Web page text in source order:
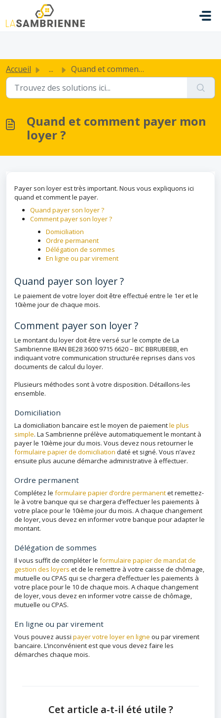
Passer au contenu principal
Accueil ... Quand et comment payer mon loyer ?
Quand et comment payer mon
loyer ?
Payer son loyer est très important. Nous vous expliquons ici
quand et comment le payer.
Quand payer son loyer ?
Comment payer son loyer ?
Domiciliation
Ordre permanent
Délégation de sommes
En ligne ou par virement
Quand payer son loyer ?
Le paiement de votre loyer doit être effectué entre le 1er et le
10ième jour de chaque mois.
Comment payer son loyer ?
Le montant du loyer doit être versé sur le compte de La
Sambrienne IBAN BE28 3600 9715 6620 – BIC BBRUBEBB, en
indiquant votre communication structurée reprises dans vos
documents de calcul du loyer.
Plusieurs méthodes sont à votre disposition. Détaillons-les
ensemble.
Domiciliation
La domiciliation bancaire est le moyen de paiementle plus
simple. La Sambrienne prélève automatiquement le montant à
payer le 10ième jour du mois. Vous devez nous retourner le
formulaire papier de domiciliation daté et signé. Vous n’avez
ensuite plus aucune démarche administrative à effectuer.
Ordre permanent
Complétez le formulaire papier d’ordre permanentet remettez-
le à votre banque qui se chargera d’effectuer les paiements à
votre place pour le 10ième jour du mois. A chaque changement
de loyer, vous devez en informer votre banque pour adapter le
montant.
Délégation de sommes
Il vous suffit de compléter le formulaire papier de mandat de
gestion des loyers et de le remettre à votre caisse de chômage,
mutuelle ou CPAS qui se chargera d’effectuer les paiements à
votre place pour le 10 de chaque mois. A chaque changement
de loyer, vous devez en informer votre caisse de chômage,
mutuelle ou CPAS.
En ligne ou par virement
Vous pouvez aussi payer votre loyer en ligne ou par virement
bancaire. L’inconvénient est que vous devez faire les
démarches chaque mois.
Cet article a-t-il été utile ?